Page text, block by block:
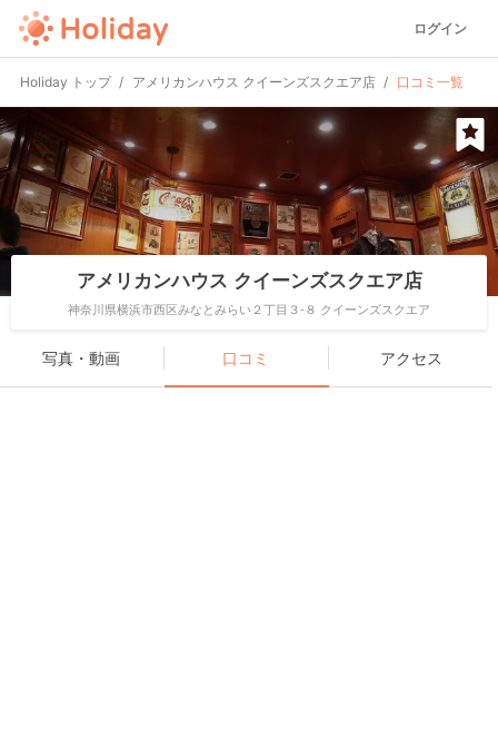
ログイン
Holiday トップ アメリカンハウス クイーンズスクエア店 口コミ一覧
アメリカンハウス クイーンズスクエア店
神奈川県横浜市西区みなとみらい２丁目３-８ クイーンズスクエア
写真・動画 口コミ アクセス